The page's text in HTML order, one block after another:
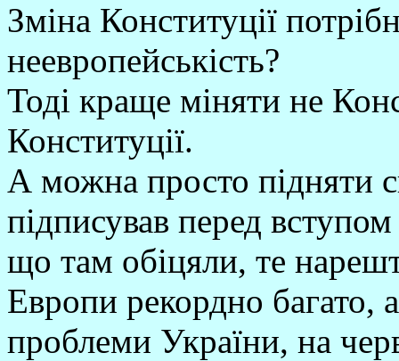
Зміна Конституції
неевропейськість?
Тоді краще міняти не
Конституції.
А можна просто підняти
підписував перед
що там обіцяли, те
Европи рекордно багато,
проблеми України, на